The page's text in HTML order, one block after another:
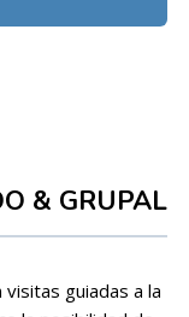
& GRUPAL
guiadas a la